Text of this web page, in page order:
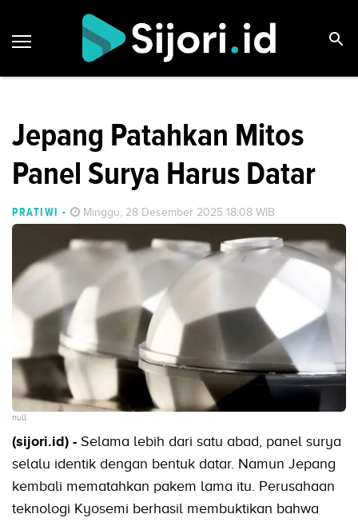
Jepang Patahkan Mitos
Panel Surya Harus Datar
PRATIWI - Minggu, 28 Desember 2025 18:08 WIB
null
(sijori.id) - Selama lebih dari satu abad, panel surya
selalu identik dengan bentuk datar. Namun Jepang
kembali mematahkan pakem lama itu. Perusahaan
teknologi Kyosemi berhasil membuktikan bahwa